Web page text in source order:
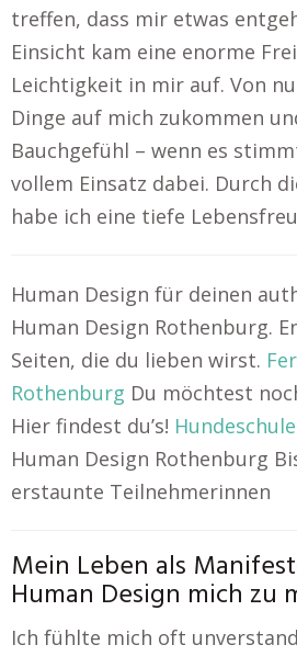
treffen, dass mir etwas
Einsicht kam eine enorme
Leichtigkeit in mir auf. Von
Dinge auf mich zukommen
Bauchgefühl – wenn es
vollem Einsatz dabei. Durch
habe ich eine tiefe
Human Design für deinen
Human Design Rothenburg.
Seiten, die du lieben wirst.
Rothenburg Du möchtest
Hier findest du’s!
Human Design Rothenburg
erstaunte Teilnehmerinnen
Mein Leben als
Human Design mich zu
Ich fühlte mich oft